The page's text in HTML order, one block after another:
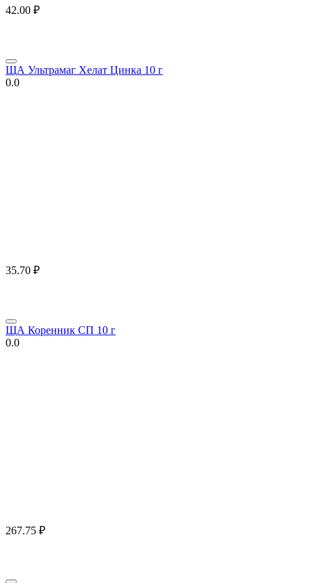
42.00 ₽
ЩА Ультрамаг Хелат Цинка 10 г
0.0
35.70 ₽
ЩА Коренник СП 10 г
0.0
267.75 ₽